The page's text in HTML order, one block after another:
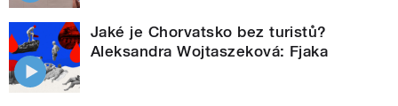
Jaké je Chorvatsko bez turistů?
Aleksandra Wojtaszeková: Fjaka